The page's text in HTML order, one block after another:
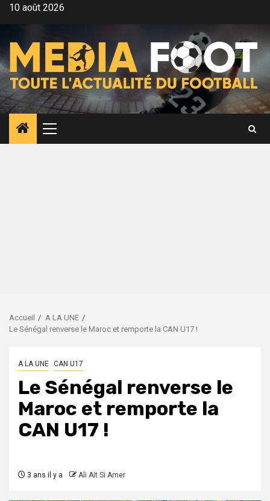
Aller10 août 2026
Menu
principal
Accueil
A LA UNE
Le Sénégal renverse le Maroc et remporte la CAN U17 !
A LA UNE CAN U17
Le Sénégal renverse le
Maroc et remporte la
CAN U17 !
3 ans il y a Ali Ait Si Amer